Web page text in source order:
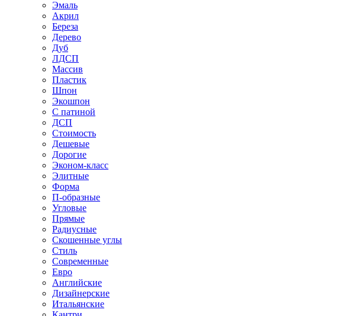
Эмаль
Акрил
Береза
Дерево
Дуб
ЛДСП
Массив
Пластик
Шпон
Экошпон
С патиной
ДСП
Стоимость
Дешевые
Дорогие
Эконом-класс
Элитные
Форма
П-образные
Угловые
Прямые
Радиусные
Скошенные углы
Стиль
Современные
Евро
Английские
Дизайнерские
Итальянские